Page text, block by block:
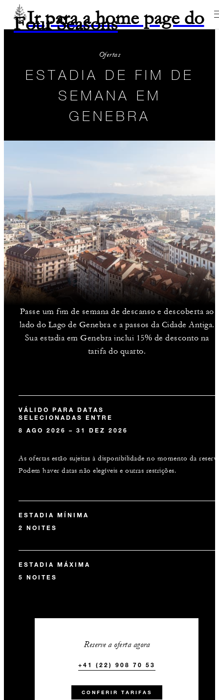
Ir para a home page do
Four Seasons
Ofertas
ESTADIA DE FIM DE
SEMANA EM
GENEBRA
Passe um fim de semana de descanso e descoberta ao
lado do Lago de Genebra e a passos da Cidade Antiga.
Sua estadia em Genebra inclui 15% de desconto na
tarifa do quarto.
VÁLIDO PARA DATAS
SELECIONADAS ENTRE
8 AGO 2026 – 31 DEZ 2026
As ofertas estão sujeitas à disponibilidade no momento da
Podem haver datas não elegíveis e outras restrições.
ESTADIA MÍNIMA
2 NOITES
ESTADIA MÁXIMA
5 NOITES
Reserve a oferta agora
+41 (22) 908 70 53
CONFERIR TARIFAS